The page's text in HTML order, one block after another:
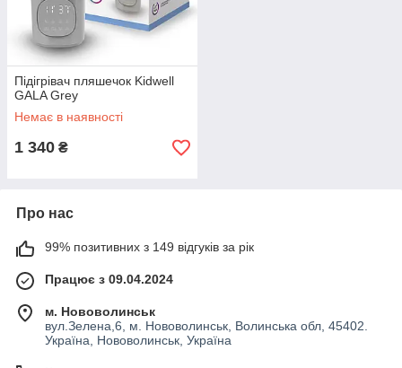
Підігрівач пляшечок Kidwell
GALA Grey
Немає в наявності
1 340 ₴
Про нас
99% позитивних з 149 відгуків за рік
Працює з 09.04.2024
м. Нововолинськ
вул.Зелена,6, м. Нововолинськ, Волинська обл, 45402.
Україна, Нововолинськ, Україна